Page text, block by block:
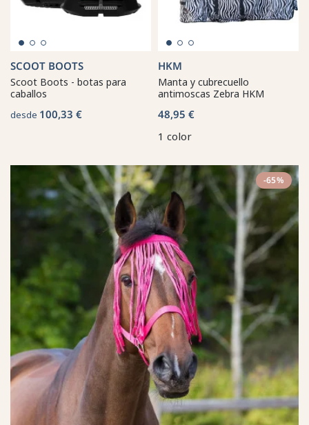
SCOOT BOOTS
Scoot Boots - botas para
caballos
desde 100,33 €
HKM
Manta y cubrecuello
antimoscas Zebra HKM
48,95 €
1 color
-65%